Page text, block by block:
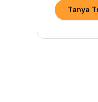
Tanya